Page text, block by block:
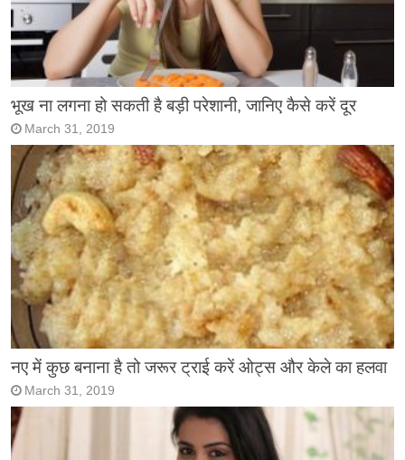
भूख ना लगना हो सकती है बड़ी परेशानी, जानिए कैसे करें दूर
March 31, 2019
नए में कुछ बनाना है तो जरूर ट्राई करें ओट्स और केले का हलवा
March 31, 2019